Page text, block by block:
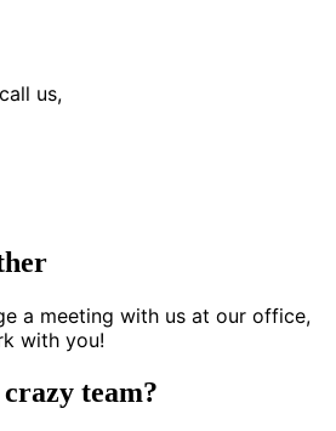
us,
a meeting with us at our office,
with you!
team?